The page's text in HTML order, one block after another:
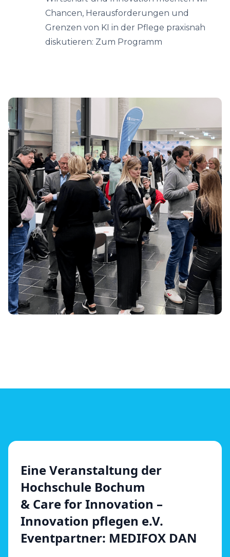
Chancen, Herausforderungen und
Grenzen von KI in der Pflege praxisnah
diskutieren: Zum Programm
Eine Veranstaltung der
Hochschule Bochum
& Care for Innovation –
Innovation pflegen e.V.
Eventpartner: MEDIFOX DAN